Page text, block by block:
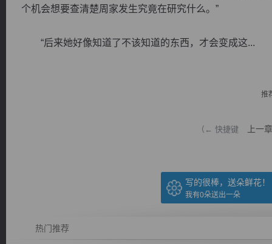
个机会想要查清楚周家发生究竟在研究什么。”
“后来她好像知道了不该知道的东西，才会变成这...
推
（← 快捷键 上一章
写的很棒，送朵鲜花！
我有0朵送出一朵
热门推荐